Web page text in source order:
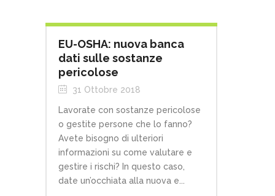
EU-OSHA: nuova banca
dati sulle sostanze
pericolose
31 Ottobre 2018
Lavorate con sostanze pericolose
o gestite persone che lo fanno?
Avete bisogno di ulteriori
informazioni su come valutare e
gestire i rischi? In questo caso,
date un’occhiata alla nuova e...